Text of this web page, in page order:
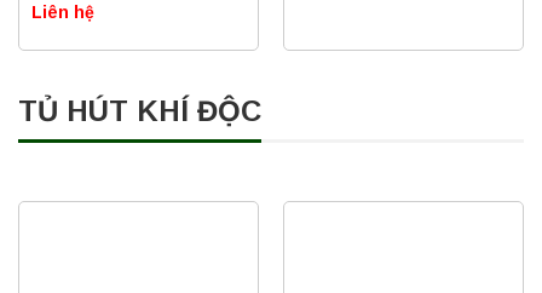
Liên hệ
TỦ HÚT KHÍ ĐỘC